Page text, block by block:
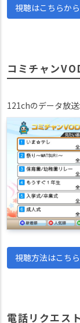
視聴はこちらから
コミチャン
121chのデータ放
視聴方法はこちら
電話リクエス